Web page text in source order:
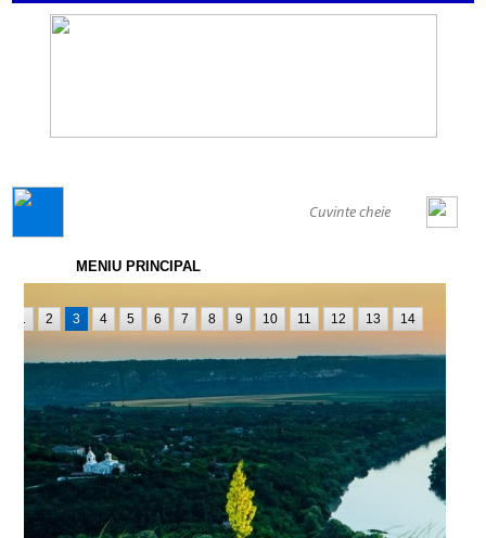
MENIU PRINCIPAL
1 2 3 4 5 6 7 8 9 10 11 12 13 14